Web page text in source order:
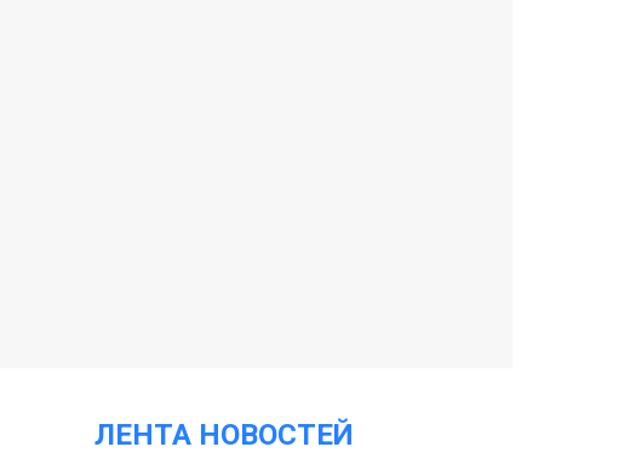
ЛЕНТА НОВОСТЕЙ